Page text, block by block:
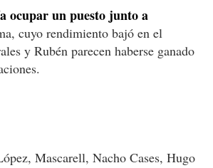
ocupar un puesto junto a
cuyo rendimiento bajó en el
y Rubén parecen haberse ganado
Mascarell, Nacho Cases, Hugo